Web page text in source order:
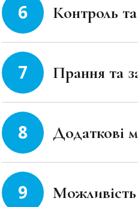
6 Контроль
7 Прання та
8 Додаткові
9 Можливість